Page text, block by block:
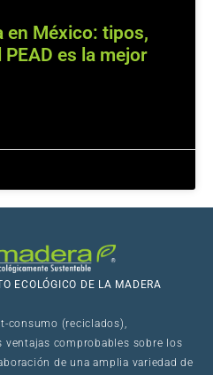
en México: tipos,
es la mejor
ECOLÓGICO DE LA MADERA
consumo (reciclados),
ventajas comprobables sobre los
de una amplia variedad de